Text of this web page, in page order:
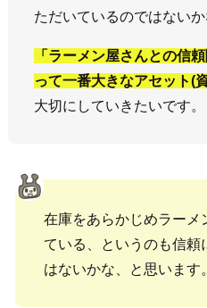
ただいているのではないか
「ラーメン屋さんとの信
って一番大きなアセット(
大切にしていきたいです。
在庫をあらかじめラーメ
ている、というのも信頼
はないかな、と思います。